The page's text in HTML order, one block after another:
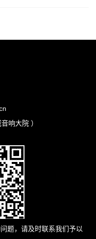
响大院 ）
题，请及时联系我们予以